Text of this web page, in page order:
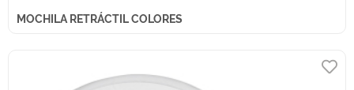
MOCHILA RETRÁCTIL COLORES